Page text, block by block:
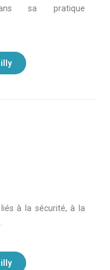
sa pratique
à la sécurité, à la